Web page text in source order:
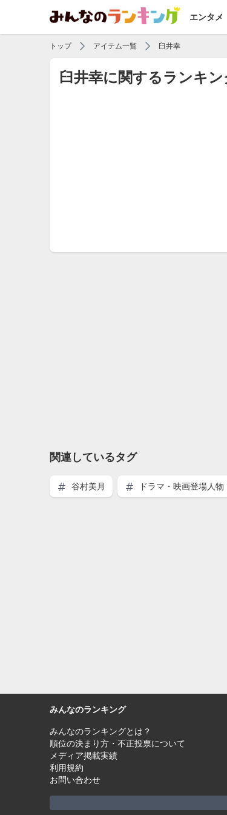
エンタメ
トップ アイテム一覧 臼井幸
臼井幸に関するランキ
関連しているタグ
谷村美月 ドラマ・映画登場人物
みんなのランキング
みんなのランキングとは？
順位の決まり方・不正投票について
メディア掲載実績
利用規約
お問い合わせ